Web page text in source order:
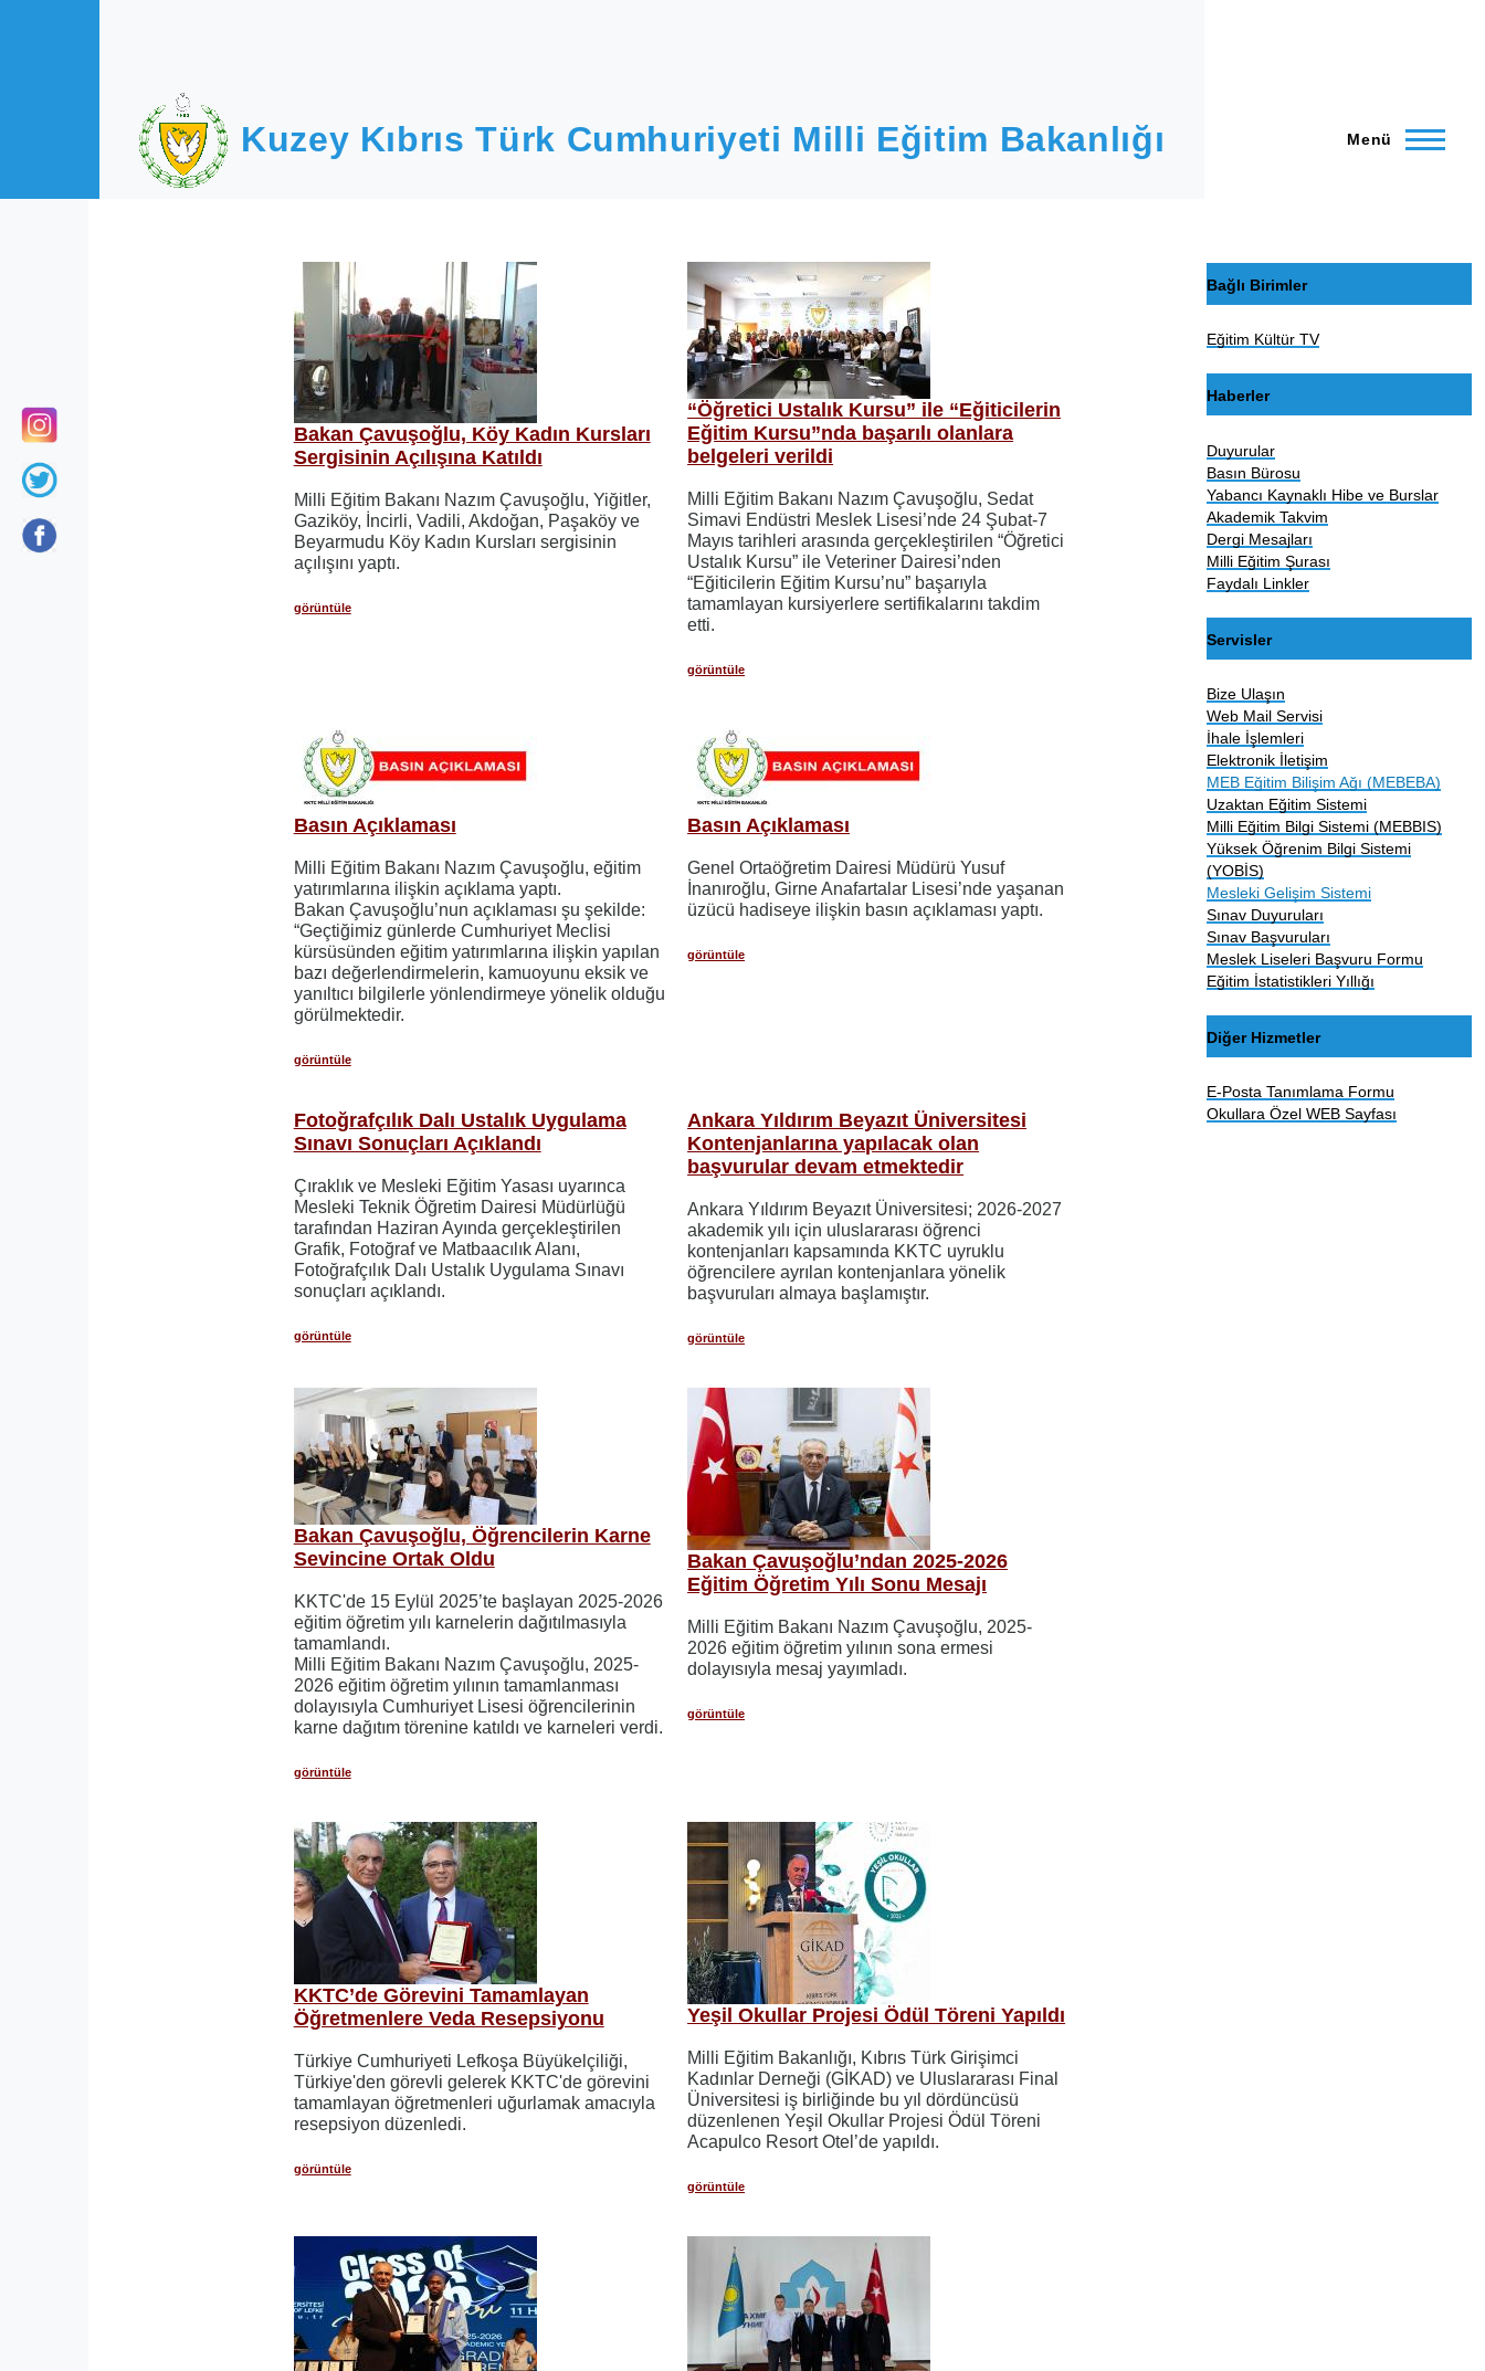
Kuzey Kıbrıs Türk Cumhuriyeti Milli Eğitim Bakanlığı Menü
Bakan Çavuşoğlu, Köy Kadın Kursları
Sergisinin Açılışına Katıldı
Milli Eğitim Bakanı Nazım Çavuşoğlu, Yiğitler,
Gaziköy, İncirli, Vadili, Akdoğan, Paşaköy ve
Beyarmudu Köy Kadın Kursları sergisinin
açılışını yaptı.
görüntüle
“Öğretici Ustalık Kursu” ile “Eğiticilerin
Eğitim Kursu”nda başarılı olanlara
belgeleri verildi
Milli Eğitim Bakanı Nazım Çavuşoğlu, Sedat
Simavi Endüstri Meslek Lisesi’nde 24 Şubat-7
Mayıs tarihleri arasında gerçekleştirilen “Öğretici
Ustalık Kursu” ile Veteriner Dairesi’nden
“Eğiticilerin Eğitim Kursu’nu” başarıyla
tamamlayan kursiyerlere sertifikalarını takdim
etti.
görüntüle
Basın Açıklaması
Milli Eğitim Bakanı Nazım Çavuşoğlu, eğitim
yatırımlarına ilişkin açıklama yaptı.
Bakan Çavuşoğlu’nun açıklaması şu şekilde:
“Geçtiğimiz günlerde Cumhuriyet Meclisi
kürsüsünden eğitim yatırımlarına ilişkin yapılan
bazı değerlendirmelerin, kamuoyunu eksik ve
yanıltıcı bilgilerle yönlendirmeye yönelik olduğu
görülmektedir.
görüntüle
Basın Açıklaması
Genel Ortaöğretim Dairesi Müdürü Yusuf
İnanıroğlu, Girne Anafartalar Lisesi’nde yaşanan
üzücü hadiseye ilişkin basın açıklaması yaptı.
görüntüle
Fotoğrafçılık Dalı Ustalık Uygulama
Sınavı Sonuçları Açıklandı
Çıraklık ve Mesleki Eğitim Yasası uyarınca
Mesleki Teknik Öğretim Dairesi Müdürlüğü
tarafından Haziran Ayında gerçekleştirilen
Grafik, Fotoğraf ve Matbaacılık Alanı,
Fotoğrafçılık Dalı Ustalık Uygulama Sınavı
sonuçları açıklandı.
görüntüle
Ankara Yıldırım Beyazıt Üniversitesi
Kontenjanlarına yapılacak olan
başvurular devam etmektedir
Ankara Yıldırım Beyazıt Üniversitesi; 2026-2027
akademik yılı için uluslararası öğrenci
kontenjanları kapsamında KKTC uyruklu
öğrencilere ayrılan kontenjanlara yönelik
başvuruları almaya başlamıştır.
görüntüle
Bakan Çavuşoğlu, Öğrencilerin Karne
Sevincine Ortak Oldu
KKTC'de 15 Eylül 2025’te başlayan 2025-2026
eğitim öğretim yılı karnelerin dağıtılmasıyla
tamamlandı.
Milli Eğitim Bakanı Nazım Çavuşoğlu, 2025-
2026 eğitim öğretim yılının tamamlanması
dolayısıyla Cumhuriyet Lisesi öğrencilerinin
karne dağıtım törenine katıldı ve karneleri verdi.
görüntüle
Bakan Çavuşoğlu’ndan 2025-2026
Eğitim Öğretim Yılı Sonu Mesajı
Milli Eğitim Bakanı Nazım Çavuşoğlu, 2025-
2026 eğitim öğretim yılının sona ermesi
dolayısıyla mesaj yayımladı.
görüntüle
KKTC’de Görevini Tamamlayan
Öğretmenlere Veda Resepsiyonu
Türkiye Cumhuriyeti Lefkoşa Büyükelçiliği,
Türkiye'den görevli gelerek KKTC'de görevini
tamamlayan öğretmenleri uğurlamak amacıyla
resepsiyon düzenledi.
görüntüle
Yeşil Okullar Projesi Ödül Töreni Yapıldı
Milli Eğitim Bakanlığı, Kıbrıs Türk Girişimci
Kadınlar Derneği (GİKAD) ve Uluslararası Final
Üniversitesi iş birliğinde bu yıl dördüncüsü
düzenlenen Yeşil Okullar Projesi Ödül Töreni
Acapulco Resort Otel’de yapıldı.
görüntüle
Bağlı Birimler
Eğitim Kültür TV
Haberler
Duyurular
Basın Bürosu
Yabancı Kaynaklı Hibe ve Burslar
Akademik Takvim
Dergi Mesajları
Milli Eğitim Şurası
Faydalı Linkler
Servisler
Bize Ulaşın
Web Mail Servisi
İhale İşlemleri
Elektronik İletişim
MEB Eğitim Bilişim Ağı (MEBEBA)
Uzaktan Eğitim Sistemi
Milli Eğitim Bilgi Sistemi (MEBBIS)
Yüksek Öğrenim Bilgi Sistemi
(YOBİS)
Mesleki Gelişim Sistemi
Sınav Duyuruları
Sınav Başvuruları
Meslek Liseleri Başvuru Formu
Eğitim İstatistikleri Yıllığı
Diğer Hizmetler
E-Posta Tanımlama Formu
Okullara Özel WEB Sayfası